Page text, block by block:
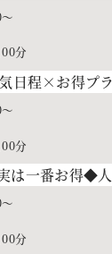
分
気日程×お得プ
分
は一番お得◆
分